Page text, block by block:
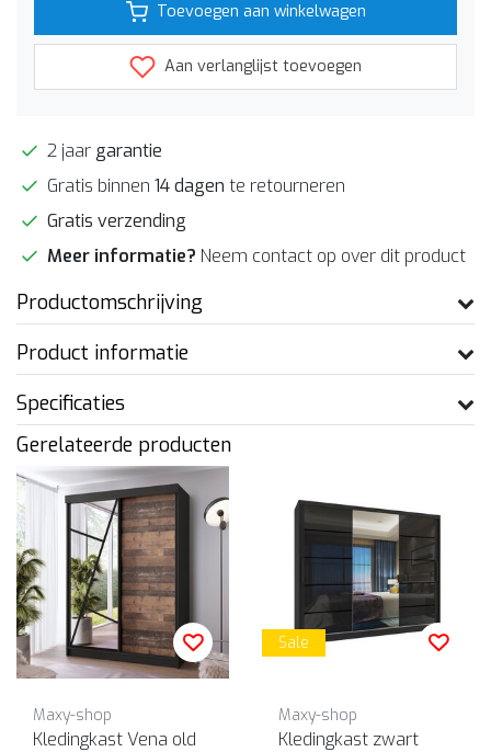
Toevoegen aan winkelwagen
Aan verlanglijst toevoegen
2 jaar garantie
Gratis binnen 14 dagen te retourneren
Gratis verzending
Meer informatie? Neem contact op over dit product
Productomschrijving
Product informatie
Specificaties
Gerelateerde producten
Maxy-shop
Kledingkast Vena old
Sale
Maxy-shop
Kledingkast zwart